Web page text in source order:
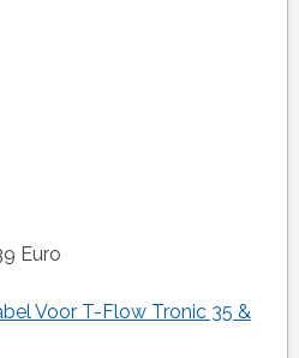
Euro
Voor T-Flow Tronic 35 &